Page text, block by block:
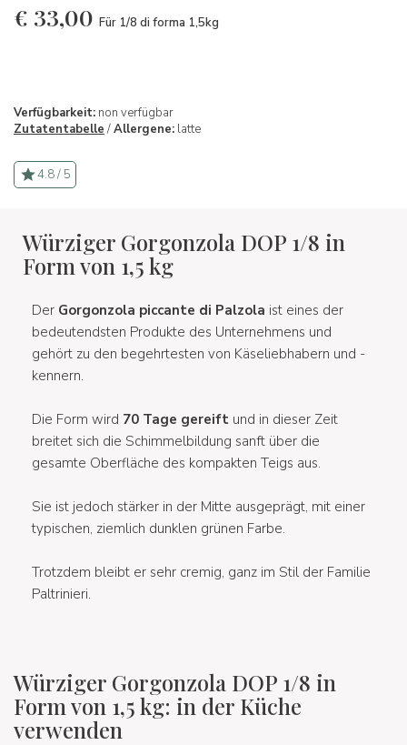
€ 33,00 Für 1/8 di forma 1,5kg
Verfügbarkeit: non verfügbar
Zutatentabelle /Allergene: latte
4.8 / 5
Würziger Gorgonzola DOP 1/8 in
Form von 1,5 kg
Der Gorgonzola piccante di Palzola ist eines der
bedeutendsten Produkte des Unternehmens und
gehört zu den begehrtesten von Käseliebhabern und -
kennern.
Die Form wird 70 Tage gereift und in dieser Zeit
breitet sich die Schimmelbildung sanft über die
gesamte Oberfläche des kompakten Teigs aus.
Sie ist jedoch stärker in der Mitte ausgeprägt, mit einer
typischen, ziemlich dunklen grünen Farbe.
Trotzdem bleibt er sehr cremig, ganz im Stil der Familie
Paltrinieri.
Würziger Gorgonzola DOP 1/8 in
Form von 1,5 kg: in der Küche
verwenden